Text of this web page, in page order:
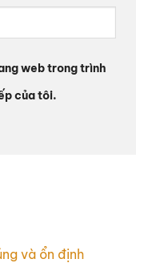
web trong trình
của tôi.
và ổn định